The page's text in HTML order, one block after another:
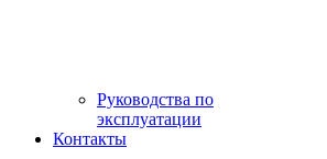
Руководства по
эксплуатации
Контакты